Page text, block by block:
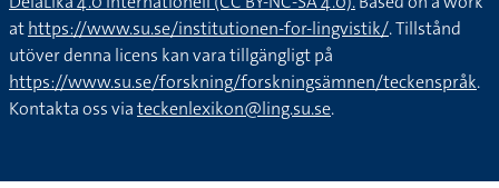
athttps://www.su.se/institutionen-for-lingvistik/. Tillstånd
utöver denna licens kan vara tillgängligt på
https://www.su.se/forskning/forskningsämnen/teckenspråk.
Kontakta oss viateckenlexikon@ling.su.se.